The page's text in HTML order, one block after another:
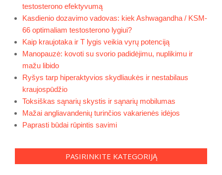
testosterono efektyvumą
Kasdienio dozavimo vadovas: kiek Ashwagandha / KSM-
66 optimaliam testosterono lygiui?
Kaip kraujotaka ir T lygis veikia vyrų potenciją
Manopauzė: kovoti su svorio padidėjimu, nuplikimu ir
mažu libido
Ryšys tarp hiperaktyvios skydliaukės ir nestabilaus
kraujospūdžio
Toksiškas sąnarių skystis ir sąnarių mobilumas
Mažai angliavandenių turinčios vakarienės idėjos
Paprasti būdai rūpintis savimi
PASIRINKITE KATEGORIJĄ